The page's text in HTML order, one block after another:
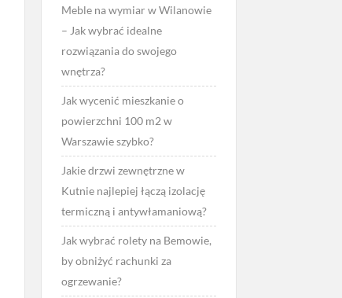
Meble na wymiar w Wilanowie
– Jak wybrać idealne
rozwiązania do swojego
wnętrza?
Jak wycenić mieszkanie o
powierzchni 100 m2 w
Warszawie szybko?
Jakie drzwi zewnętrzne w
Kutnie najlepiej łączą izolację
termiczną i antywłamaniową?
Jak wybrać rolety na Bemowie,
by obniżyć rachunki za
ogrzewanie?